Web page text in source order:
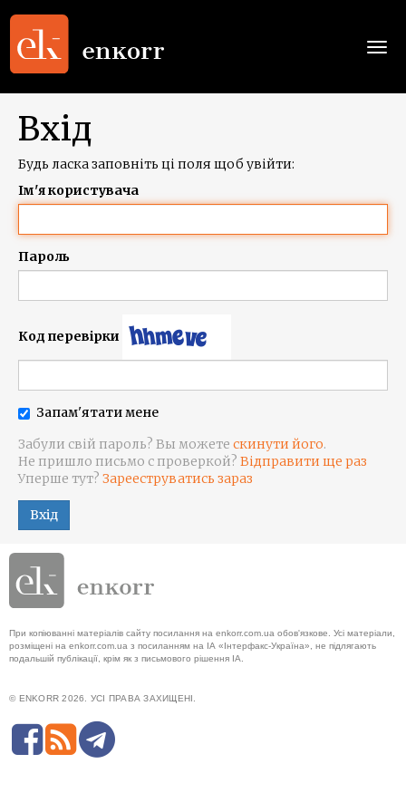
Вхід
Будь ласка заповніть ці поля щоб увійти:
Ім'я користувача
Пароль
Код перевірки
Запам'ятати мене
Забули свій пароль? Вы можете скинути його.
Не пришло письмо с проверкой? Відправити ще раз
Уперше тут? Зарееструватись зараз
Вхід
При копіюванні матеріалів сайту посилання на enkorr.com.ua обов'язкове. Усі матеріали,
розміщені на enkorr.com.ua з посиланням на ІА «Інтерфакс-Україна», не підлягають
подальшій публікації, крім як з письмового рішення ІА.
© ENKORR 2026. УСІ ПРАВА ЗАХИЩЕНІ.